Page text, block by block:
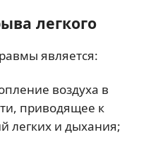
легкого
является:
воздуха в
приводящее к
легких и дыхания;